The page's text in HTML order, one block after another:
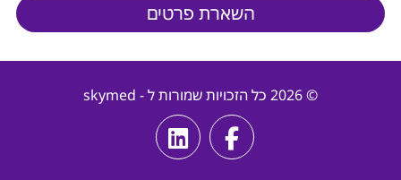
השארת פרטים
© 2026 כל הזכויות שמורות ל - skymed